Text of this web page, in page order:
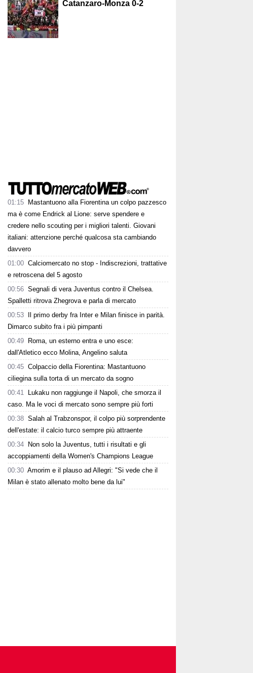
Catanzaro-Monza 0-2
01:15
Mastantuono alla Fiorentina un colpo pazzesco
ma è come Endrick al Lione: serve spendere e
credere nello scouting per i migliori talenti. Giovani
italiani: attenzione perché qualcosa sta cambiando
davvero
01:00 Calciomercato no stop - Indiscrezioni, trattative
e retroscena del 5 agosto
00:56 Segnali di vera Juventus contro il Chelsea.
Spalletti ritrova Zhegrova e parla di mercato
00:53
Il primo derby fra Inter e Milan finisce in parità.
Dimarco subito fra i più pimpanti
00:49
Roma, un esterno entra e uno esce:
dall'Atletico ecco Molina, Angelino saluta
00:45 Colpaccio della Fiorentina: Mastantuono
ciliegina sulla torta di un mercato da sogno
00:41
Lukaku non raggiunge il Napoli, che smorza il
caso. Ma le voci di mercato sono sempre più forti
00:38 Salah al Trabzonspor, il colpo più sorprendente
dell'estate: il calcio turco sempre più attraente
00:34
Non solo la Juventus, tutti i risultati e gli
accoppiamenti della Women's Champions League
00:30 Amorim e il plauso ad Allegri: "Si vede che il
Milan è stato allenato molto bene da lui"